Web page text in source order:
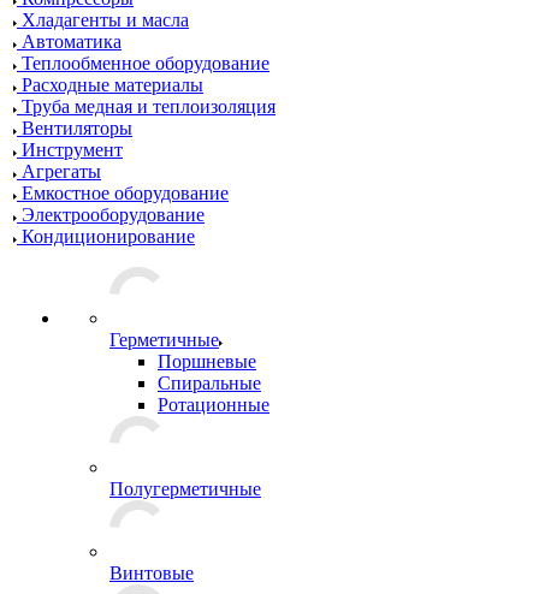
Хладагенты и масла
Автоматика
Теплообменное оборудование
Расходные материалы
Труба медная и теплоизоляция
Вентиляторы
Инструмент
Агрегаты
Емкостное оборудование
Электрооборудование
Кондиционирование
Герметичные
Поршневые
Спиральные
Ротационные
Полугерметичные
Винтовые